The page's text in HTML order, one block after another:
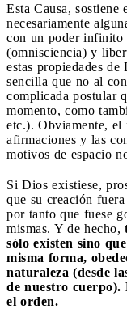
Esta Causa, sostiene
necesariamente
con un poder infinito
(omnisciencia) y
estas propiedades
sencilla que no al
complicada postular
momento, como
etc.). Obviamente, el
afirmaciones y las
motivos de espacio
Si Dios existiese,
que su creación
por tanto que fuese
mismas. Y de hecho,
sólo existen sino
misma forma,
naturaleza (desde
de nuestro cuerpo).
el orden.